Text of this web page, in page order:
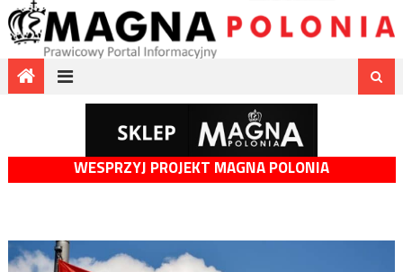
WESPRZYJ PROJEKT MAGNA POLONIA